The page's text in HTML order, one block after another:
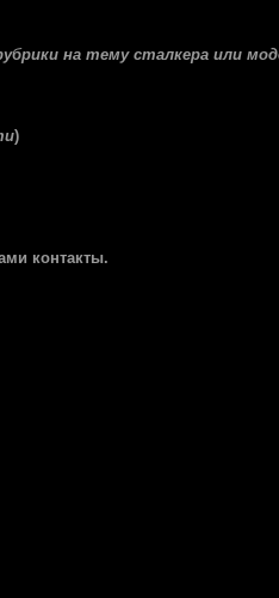
на тему сталкера или
)
контакты.